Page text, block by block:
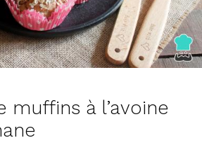
muffins à l’avoine